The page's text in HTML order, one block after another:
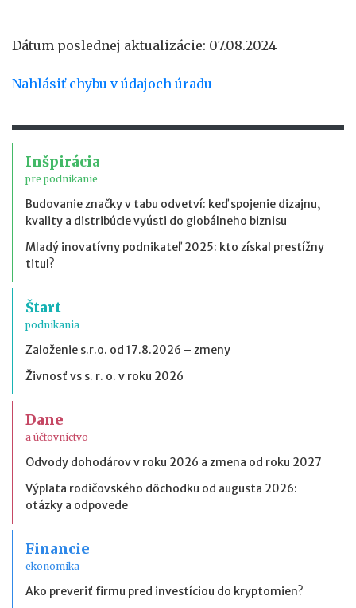
Dátum poslednej aktualizácie: 07.08.2024
Nahlásiť chybu v údajoch úradu
Inšpirácia
pre podnikanie
Budovanie značky v tabu odvetví: keď spojenie dizajnu,
kvality a distribúcie vyústi do globálneho biznisu
Mladý inovatívny podnikateľ 2025: kto získal prestížny
titul?
Štart
podnikania
Založenie s.r.o. od 17.8.2026 – zmeny
Živnosť vs s. r. o. v roku 2026
Dane
a účtovníctvo
Odvody dohodárov v roku 2026 a zmena od roku 2027
Výplata rodičovského dôchodku od augusta 2026:
otázky a odpovede
Financie
ekonomika
Ako preveriť firmu pred investíciou do kryptomien?